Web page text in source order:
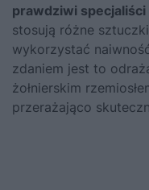
prawdziwi
stosują różne
wykorzystać
zdaniem jest to
żołnierskim
przerażająco